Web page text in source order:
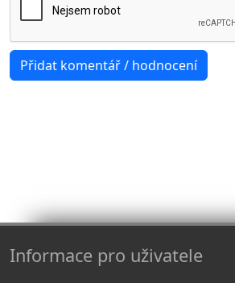
Informace pro uživatele